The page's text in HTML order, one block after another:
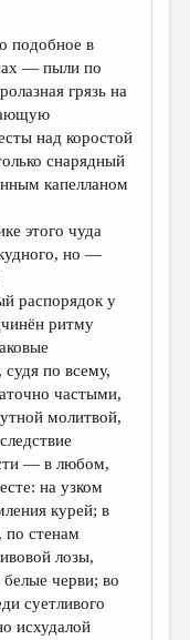
подобное в
— пыли по
грязь на
над коростой
снарядный
капелланом
этого чуда
но —
распорядок у
ритму
по всему,
частыми,
молитвой,
— в любом,
на узком
курей; в
по стенам
лозы,
черви; во
суетливого
исхудалой